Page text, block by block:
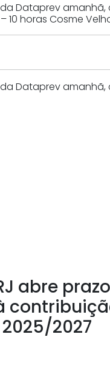
Dataprev
horas Cosme
Dataprev
abre
2027